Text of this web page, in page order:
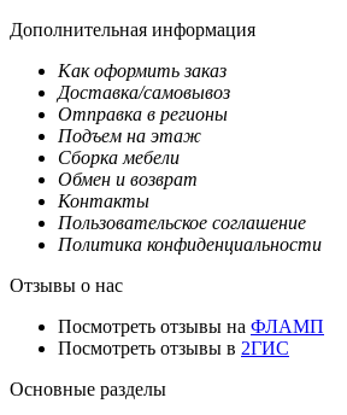
Дополнительная информация
Как оформить заказ
Доставка/самовывоз
Отправка в регионы
Подъем на этаж
Сборка мебели
Обмен и возврат
Контакты
Пользовательское соглашение
Политика конфиденциальности
Отзывы о нас
Посмотреть отзывы на ФЛАМП
Посмотреть отзывы в 2ГИС
Основные разделы